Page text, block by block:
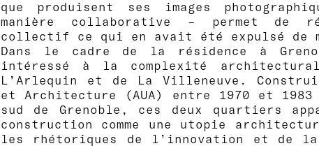
que produisent ses images
manière collaborative – permet de
collectif ce qui en avait été expulsé de
Dans le cadre de la résidence à
intéressé à la complexité
L’Arlequin et de La Villeneuve.
et Architecture (AUA) entre 1970 et 1983
sud de Grenoble, ces deux quartiers
construction comme une utopie
les rhétoriques de l’innovation et de